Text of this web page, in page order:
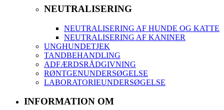
NEUTRALISERING
NEUTRALISERING AF HUNDE OG KATTE
NEUTRALISERING AF KANINER
UNGHUNDETJEK
TANDBEHANDLING
ADFÆRDSRÅDGIVNING
RØNTGENUNDERSØGELSE
LABORATORIEUNDERSØGELSE
INFORMATION OM